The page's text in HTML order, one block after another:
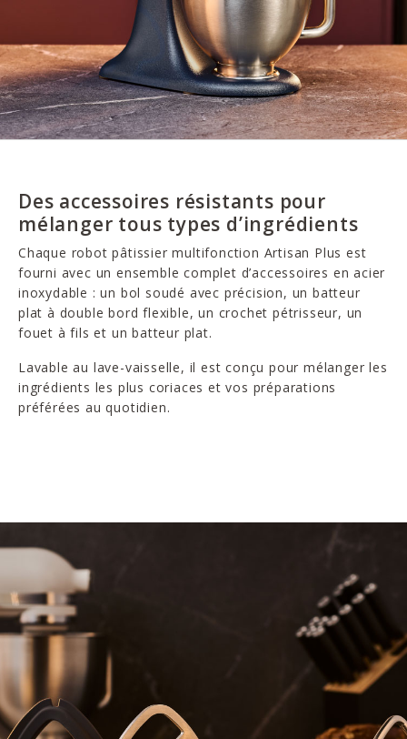
Des accessoires résistants pour
mélanger tous types d’ingrédients
Chaque robot pâtissier multifonction Artisan Plus est
fourni avec un ensemble complet d’accessoires en acier
inoxydable : un bol soudé avec précision, un batteur
plat à double bord flexible, un crochet pétrisseur, un
fouet à fils et un batteur plat.
Lavable au lave-vaisselle, il est conçu pour mélanger les
ingrédients les plus coriaces et vos préparations
préférées au quotidien.